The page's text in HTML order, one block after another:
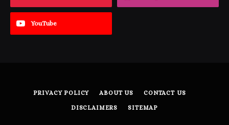
YouTube
PRIVACY POLICY ABOUT US CONTACT US
DISCLAIMERS SITEMAP